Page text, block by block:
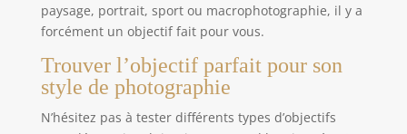
paysage, portrait, sport ou macrophotographie, il y a
forcément un objectif fait pour vous.
Trouver l’objectif parfait pour son
style de photographie
N’hésitez pas à tester différents types d’objectifs